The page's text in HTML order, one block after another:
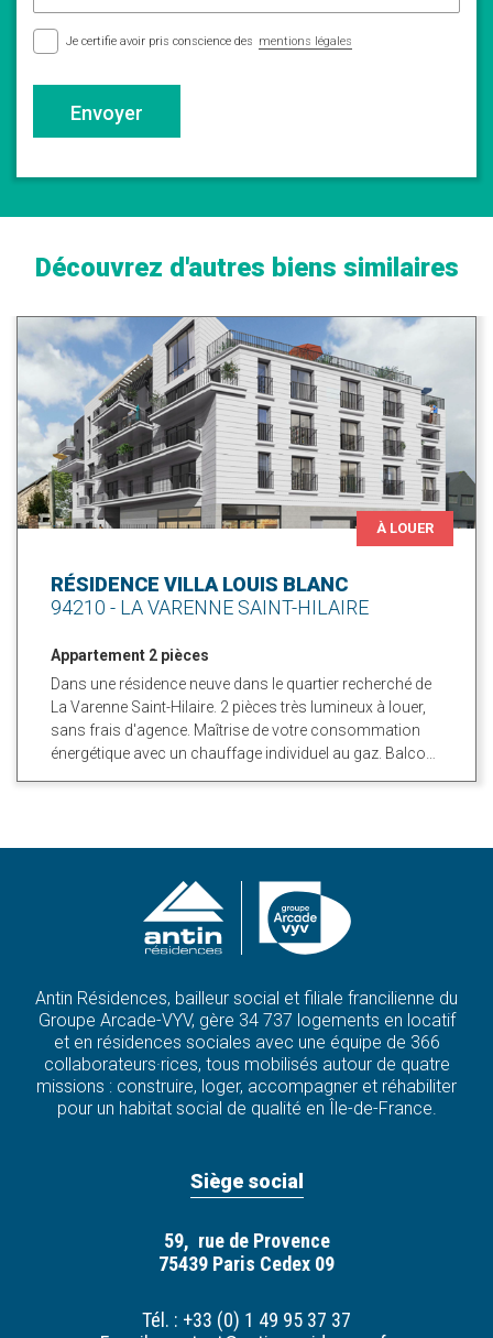
Je certifie avoir pris conscience des mentions légales
Envoyer
Découvrez d'autres biens similaires
À LOUER
RÉSIDENCE VILLA LOUIS BLANC
94210 - LA VARENNE SAINT-HILAIRE
Appartement 2 pièces
Dans une résidence neuve dans le quartier recherché de
La Varenne Saint-Hilaire. 2 pièces très lumineux à louer,
sans frais d'agence. Maîtrise de votre consommation
énergétique avec un chauffage individuel au gaz. Balcon
Antin Résidences, bailleur social et filiale francilienne du
Groupe Arcade-VYV, gère 34 737 logements en locatif
et en résidences sociales avec une équipe de 366
collaborateurs·rices, tous mobilisés autour de quatre
missions : construire, loger, accompagner et réhabiliter
pour un habitat social de qualité en Île-de-France.
Siège social
59, rue de Provence
75439 Paris Cedex 09
Tél. : +33 (0) 1 49 95 37 37